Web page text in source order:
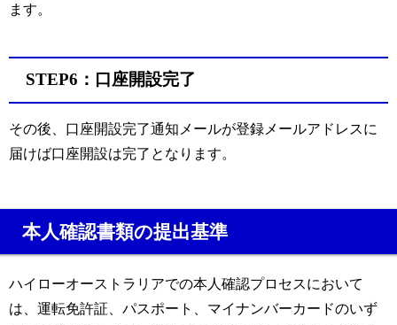
ます。
STEP6：口座開設完了
その後、口座開設完了通知メールが登録メールアドレスに
届けば口座開設は完了となります。
本人確認書類の提出基準
ハイローオーストラリアでの本人確認プロセスにおいて
は、運転免許証、パスポート、マイナンバーカードのいず